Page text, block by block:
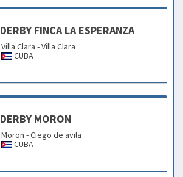
DERBY FINCA LA ESPERANZA
Villa Clara - Villa Clara
CUBA
DERBY MORON
Moron - Ciego de avila
CUBA